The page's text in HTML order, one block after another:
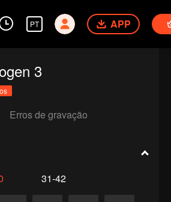
PT APP
3
Erros de gravação
31-42